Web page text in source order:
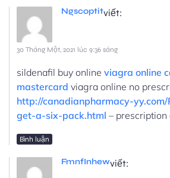
Ngscoptitviết:
30 Tháng Một, 2021 lúc 9:36 sáng
sildenafil buy online viagra online
mastercard viagra online no
http://canadianpharmacy-
get-a-six-pack.html – prescription
Bình luận
FmnfInhewviết: